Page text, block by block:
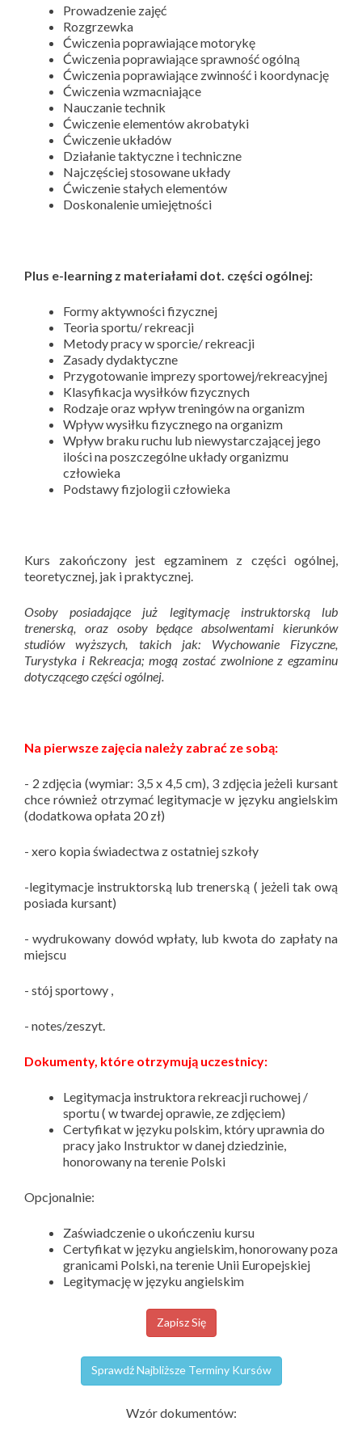
Prowadzenie zajęć
Rozgrzewka
Ćwiczenia poprawiające motorykę
Ćwiczenia poprawiające sprawność ogólną
Ćwiczenia poprawiające zwinność i koordynację
Ćwiczenia wzmacniające
Nauczanie technik
Ćwiczenie elementów akrobatyki
Ćwiczenie układów
Działanie taktyczne i techniczne
Najczęściej stosowane układy
Ćwiczenie stałych elementów
Doskonalenie umiejętności
Plus e-learning z materiałami dot. części ogólnej:
Formy aktywności fizycznej
Teoria sportu/ rekreacji
Metody pracy w sporcie/ rekreacji
Zasady dydaktyczne
Przygotowanie imprezy sportowej/rekreacyjnej
Klasyfikacja wysiłków fizycznych
Rodzaje oraz wpływ treningów na organizm
Wpływ wysiłku fizycznego na organizm
Wpływ braku ruchu lub niewystarczającej jego
ilości na poszczególne układy organizmu
człowieka
Podstawy fizjologii człowieka
Kurs zakończony jest egzaminem z części ogólnej,
teoretycznej, jak i praktycznej.
Osoby posiadające już legitymację instruktorską lub
trenerską, oraz osoby będące absolwentami kierunków
studiów wyższych, takich jak: Wychowanie Fizyczne,
Turystyka i Rekreacja; mogą zostać zwolnione z egzaminu
dotyczącego części ogólnej.
Na pierwsze zajęcia należy zabrać ze sobą:
- 2 zdjęcia (wymiar: 3,5 x 4,5 cm), 3 zdjęcia jeżeli kursant
chce również otrzymać legitymacje w języku angielskim
(dodatkowa opłata 20 zł)
- xero kopia świadectwa z ostatniej szkoły
-legitymacje instruktorską lub trenerską ( jeżeli tak ową
posiada kursant)
- wydrukowany dowód wpłaty, lub kwota do zapłaty na
miejscu
- stój sportowy ,
- notes/zeszyt.
Dokumenty, które otrzymują uczestnicy:
Legitymacja instruktora rekreacji ruchowej /
sportu ( w twardej oprawie, ze zdjęciem)
Certyfikat w języku polskim, który uprawnia do
pracy jako Instruktor w danej dziedzinie,
honorowany na terenie Polski
Opcjonalnie:
Zaświadczenie o ukończeniu kursu
Certyfikat w języku angielskim, honorowany poza
granicami Polski, na terenie Unii Europejskiej
Legitymację w języku angielskim
Zapisz Się
Sprawdź Najbliższe Terminy Kursów
Wzór dokumentów: